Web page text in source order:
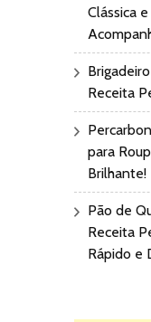
Clássica
Receita
para
Brilhante!
Pão de
Receita
Rápido e